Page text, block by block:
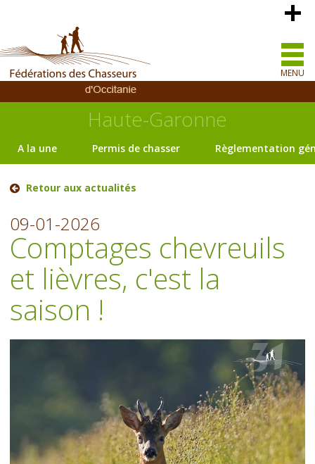
MENU
Haute-Garonne
A la une Permis de chasser Règlementation
Retour aux actualités
09-01-2026
Comptages chevreuils
et lièvres, c'est la
saison !